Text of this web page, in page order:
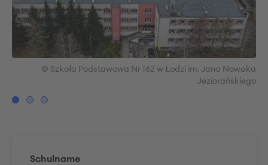
Schulname
© Szkoła Podstawowa Nr 162 w Łodzi im. Jana Nowaka
Jeziorańskiego